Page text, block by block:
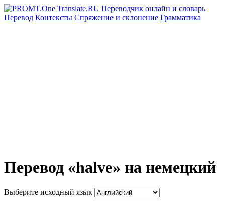
Перевод Контексты Спряжение и склонение Грамматика
Перевод «halve» на немецкий
Выберите исходный язык